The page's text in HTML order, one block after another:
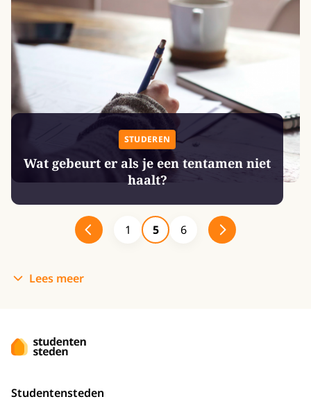
STUDEREN
Wat gebeurt er als je een tentamen niet
haalt?
1 5 6
Lees meer
Studentensteden